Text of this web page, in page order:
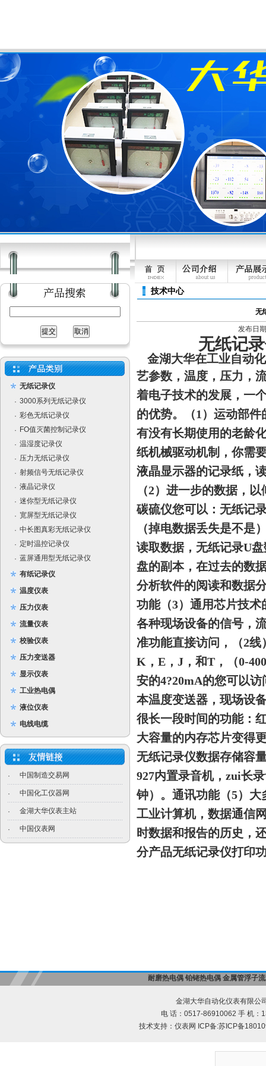
无纸记录仪
· 3000系列无纸记录仪
· 彩色无纸记录仪
· FO值灭菌控制记录仪
· 温湿度记录仪
· 压力无纸记录仪
· 射频信号无纸记录仪
· 液晶记录仪
· 迷你型无纸记录仪
· 宽屏型无纸记录仪
· 中长图真彩无纸记录仪
· 定时温控记录仪
· 蓝屏通用型无纸记录仪
有纸记录仪
温度仪表
压力仪表
流量仪表
校验仪表
压力变送器
显示仪表
工业热电偶
液位仪表
电线电缆
· 中国制造交易网
· 中国化工仪器网
· 金湖大华仪表主站
· 中国仪表网
技术中心
无
发布日
无纸记
金湖大华在工业自动
艺参数，温度，压力，
着电子技术的发展， 一
的优势。 （1 ）运动部
有没有长期使用的老龄
纸机械驱动机制，你需
液晶显示器的记录纸，
（2）进一步的数据，
碳硫仪您可以：无纸记
（掉电数据丢失是不是
读取数据，无纸记录U盘
盘的副本，在过去的数
分析软件的阅读和数据
功能（3）通用芯片技
各种现场设备的信号，
准功能直接访问，
（2线
K ， E ， J ，和T ， （0-
安的4?20mA的您可以访
本温度变送器，现场设
很长一段时间的功能：
大容量的内存芯片变得
无纸记录仪数据存储容
927内置录音机，zui长
钟） 。通讯功能（5）大
工业计算机，数据通信
时数据和报告的历史，
分产品无纸记录仪打印
耐磨热电偶 铂铑热电偶 金属管浮子
金湖大华自动化仪表有限公
电 话：0517-86910062 手 机：
技术支持： 仪表网 ICP备:苏ICP备